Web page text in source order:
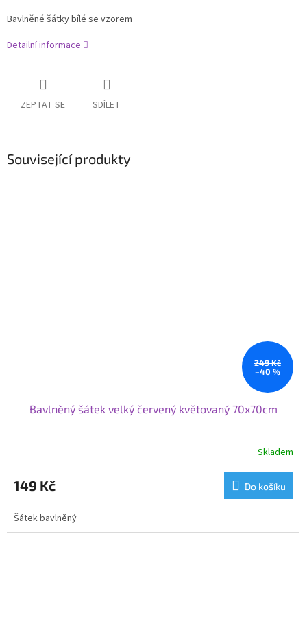
Bavlněné šátky bílé se vzorem
Detailní informace
ZEPTAT SE SDÍLET
Související produkty
249 Kč
–40 %
Bavlněný šátek velký červený květovaný 70x70cm
Skladem
149 Kč Do košíku
Šátek bavlněný